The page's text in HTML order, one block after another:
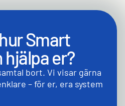
Smart
hjälpa er?
bort. Vi visar gärna
– för er, era system